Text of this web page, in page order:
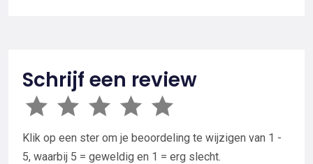
Schrijf een review
Klik op een ster om je beoordeling te wijzigen van 1 -
5, waarbij 5 = geweldig en 1 = erg slecht.